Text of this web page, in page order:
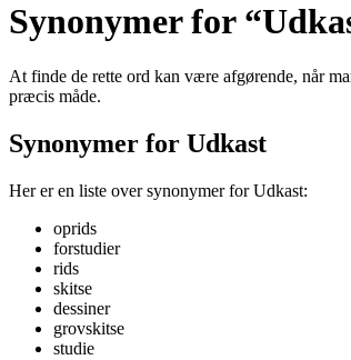
Synonymer for
At finde de rette ord kan være afgørende, når
præcis måde.
Synonymer for Udkast
Her er en liste over synonymer for Udkast:
oprids
forstudier
rids
skitse
dessiner
grovskitse
studie